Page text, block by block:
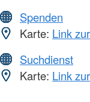
Spenden
Karte: Link
Suchdienst
Karte: Link